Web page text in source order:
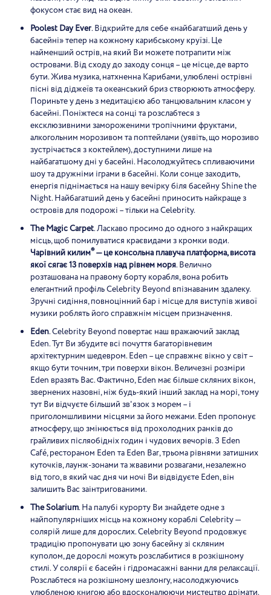
фокусом стає вид на океан.
Poolest Day Ever. Відкрийте для себе «найбагатший день у
басейні» тепер на кожному карибському круїзі. Це
найменший острів, на який Ви можете потрапити між
островами. Від сходу до заходу сонця – це місце, де варто
бути. Жива музика, натхненна Карибами, улюблені острівні
пісні від діджеїв та океанський бриз створюють атмосферу.
Пориньте у день з медитацією або танцювальним класом у
басейні. Поніжтеся на сонці та розслабтеся з
ексклюзивними замороженими тропічними фруктами,
алкогольним морозивом та поптейлами (уявіть, що морозиво
зустрічається з коктейлем), доступними лише на
найбагатшому дні у басейні. Насолоджуйтесь спливаючими
шоу та дружніми іграми в басейні. Коли сонце заходить,
енергія піднімається на нашу вечірку біля басейну Shine the
Night. Найбагатший день у басейні приносить найкраще з
островів для подорожі – тільки на Celebrity.
The Magic Carpet. Ласкаво просимо до одного з найкращих
місць, щоб помилуватися краєвидами з кромки води.
Чарівний килим®— це консольна плавуча платформа, висота
якої сягає 13 поверхів над рівнем моря. Велично
розташована на правому борту корабля, вона робить
елегантний профіль Celebrity Beyond впізнаваним здалеку.
Зручні сидіння, повноцінний бар і місце для виступів живої
музики роблять його справжнім місцем призначення.
Eden. Celebrity Beyond повертає наш вражаючий заклад
Eden. Тут Ви збудите всі почуття багаторівневим
архітектурним шедевром. Eden – це справжнє вікно у світ –
якщо бути точним, три поверхи вікон. Величезні розміри
Eden вразять Вас. Фактично, Eden має більше скляних вікон,
звернених назовні, ніж будь-який інший заклад на морі, тому
тут Ви відчуєте більший зв'язок з морем – і
приголомшливими місцями за його межами. Eden пропонує
атмосферу, що змінюється від прохолодних ранків до
грайливих післяобідніх годин і чудових вечорів. З Eden
Café, рестораном Eden та Eden Bar, трьома рівнями затишних
куточків, лаунж-зонами та жвавими розвагами, незалежно
від того, в який час дня чи ночі Ви відвідуєте Eden, він
залишить Вас заінтригованими.
The Solarium. На палубі курорту Ви знайдете одне з
найпопулярніших місць на кожному кораблі Celebrity —
солярій лише для дорослих. Celebrity Beyond продовжує
традицію пропонувати цю зону басейну зі скляним
куполом, де дорослі можуть розслабитися в розкішному
стилі. У солярії є басейн і гідромасажні ванни для релаксації.
Розслабтеся на розкішному шезлонгу, насолоджуючись
улюбленою книгою або вдосконалюючи мистецтво дрімати.